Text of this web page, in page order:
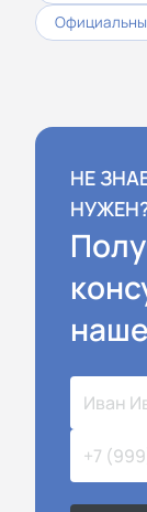
НЕ